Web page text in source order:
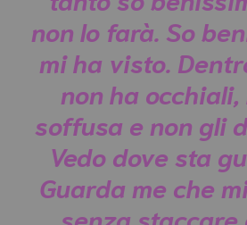
non lo farà. So
mi ha visto.
non ha occhiali,
soffusa e non gli
Vedo dove sta
Guarda me che
senza staccare